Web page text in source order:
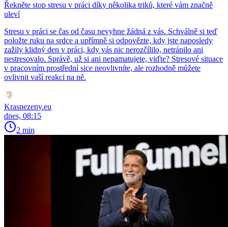
Řekněte stop stresu v práci díky několika triků, které vám značně
uleví
Stresu v práci se čas od času nevyhne žádná z vás. Schválně si teď
položte ruku na srdce a upřímně si odpovězte, kdy jste naposledy
zažily klidný den v práci, kdy vás nic nerozčílilo, netrápilo ani
nestresovalo. Správě, už si ani nepamatujete, viďte? Stresové situace
v pracovním prostřední sice neovlivníte, ale rozhodně můžete
ovlivnit vaší reakci na ně.
Krasnezeny.eu
dnes, 08:15
2 min